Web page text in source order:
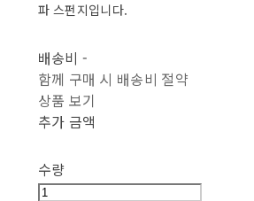
파 스펀지입니다.
배송비 -
함께 구매 시 배송비 절약
상품 보기
추가 금액
수량